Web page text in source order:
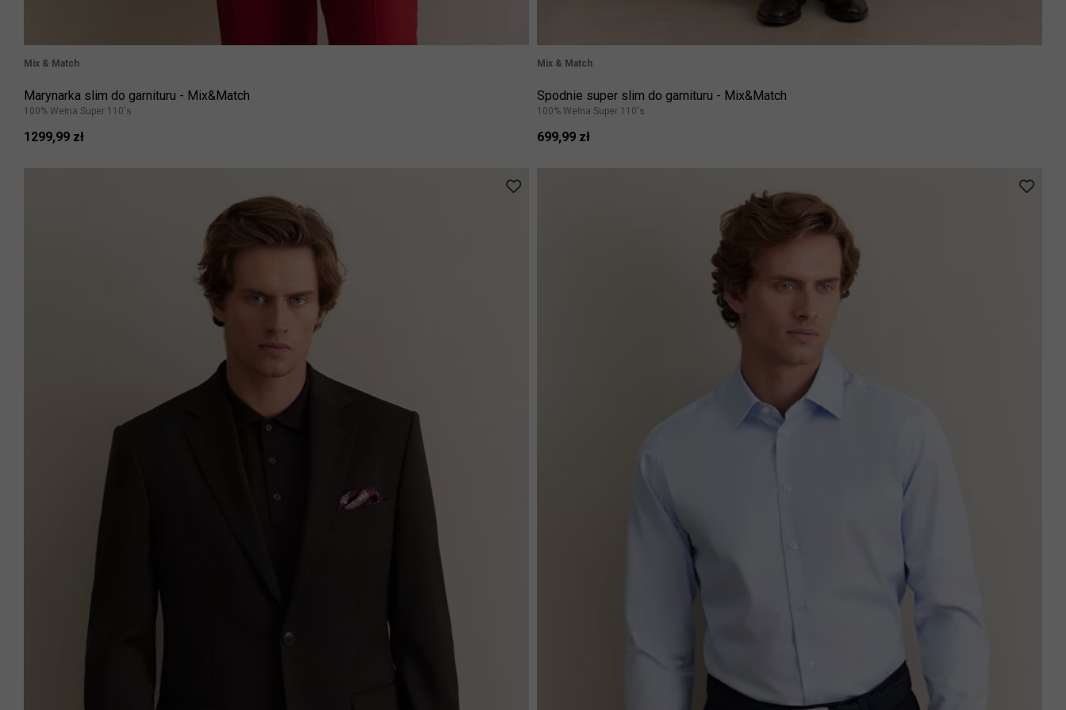
Mix & Match
Marynarka slim do garnituru - Mix&Match
100% Wełna Super 110's
1299,99 zł
Mix & Match
Spodnie super slim do garnituru - Mix&Match
100% Wełna Super 110's
699,99 zł